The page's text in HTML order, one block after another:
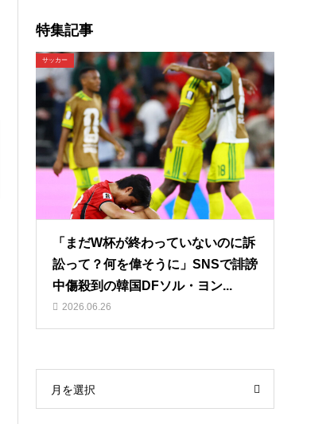
特集記事
サッカー
「まだW杯が終わっていないのに訴
訟って？何を偉そうに」SNSで誹謗
中傷殺到の韓国DFソル・ヨン...
2026.06.26
月を選択